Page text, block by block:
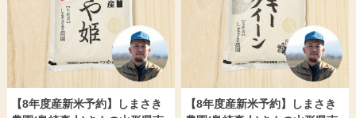
【8年度産新米予約】しまさき
【8年度産新米予約】しまさき